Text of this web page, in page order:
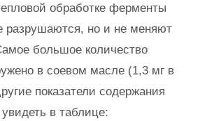
обработке ферменты
разрушаются, но и не меняют
большое количество
в соевом масле (1,3 мг в
показатели содержания
в таблице: